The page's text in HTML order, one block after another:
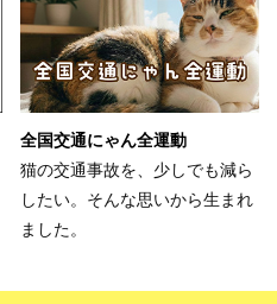
全国交通にゃん全運動
猫の交通事故を、少しでも減ら
したい。そんな思いから生まれ
ました。